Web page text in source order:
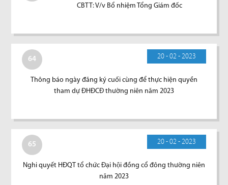
CBTT: V/v Bổ nhiệm Tổng Giám đốc
64 20 - 02 - 2023
Thông báo ngày đăng ký cuối cùng để thực hiện quyền
tham dự ĐHĐCĐ thường niên năm 2023
65 20 - 02 - 2023
Nghi quyết HĐQT tổ chức Đại hội đồng cổ đông thường niên
năm 2023